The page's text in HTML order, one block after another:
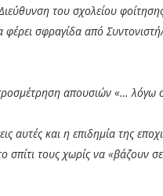
του σχολείου
σφραγίδα από
απουσιών «… λόγω
αυτές και η επιδημία της
τους χωρίς να «βάζουν